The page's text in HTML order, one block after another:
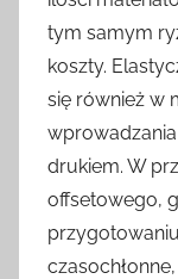
tym samym
koszty.
się również w
drukiem. W
offsetowego,